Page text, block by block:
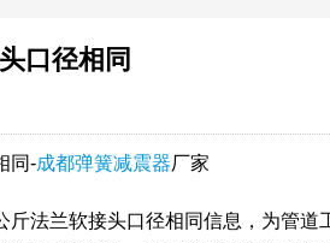
口径相同
同-成都弹簧减震器厂家
斤法兰软接头口径相同信息，为管